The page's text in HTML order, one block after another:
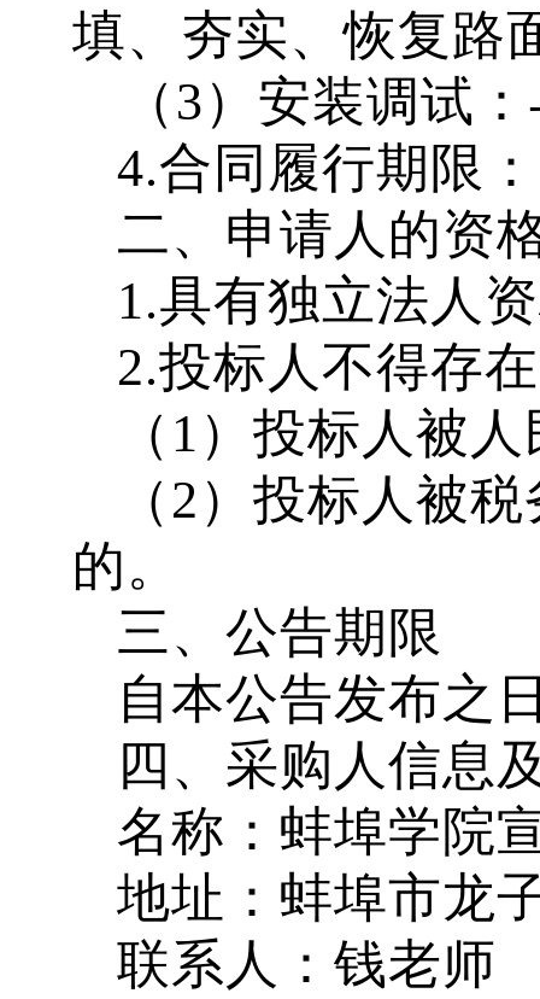
填、夯实、恢复路
（ 3）安装调试
4.合同履行期限：
二、申请人的资
1.具有独立法人
2.投标人不得存
（ 1 ）投标人被
（ 2 ）投标人被
的。
三、公告期限
自本公告发布之
四、采购人信息
名称：蚌埠学院
地址：蚌埠市龙
联系人：钱老师